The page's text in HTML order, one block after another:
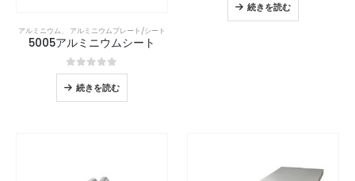
アルミニウム、 アルミニウムプレート/シート
5005アルミニウムシート
05つのうち
続きを読む
続きを読む